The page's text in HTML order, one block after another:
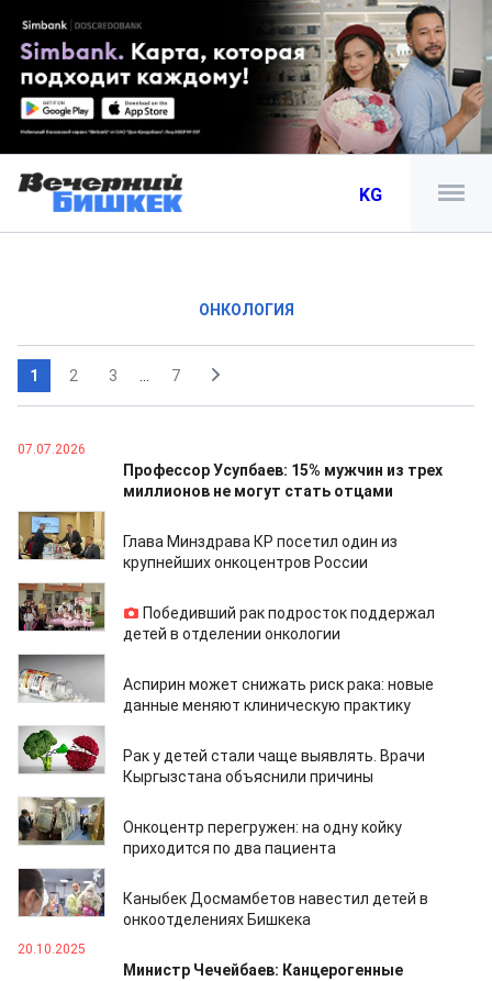
KG
ОНКОЛОГИЯ
1 2 3 7
07.07.2026
Профессор Усупбаев: 15% мужчин из трех
миллионов не могут стать отцами
28.05.2026
Глава Минздрава КР посетил один из
крупнейших онкоцентров России
18.05.2026
Победивший рак подросток поддержал
детей в отделении онкологии
26.04.2026
Аспирин может снижать риск рака: новые
данные меняют клиническую практику
04.02.2026
Рак у детей стали чаще выявлять. Врачи
Кыргызстана объяснили причины
30.01.2026
Онкоцентр перегружен: на одну койку
приходится по два пациента
30.12.2025
Каныбек Досмамбетов навестил детей в
онкоотделениях Бишкека
20.10.2025
Министр Чечейбаев: Канцерогенные